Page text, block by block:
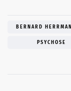
BERNARD
PSYCHOSE